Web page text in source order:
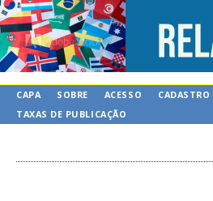
CAPA SOBRE ACESSO CADASTRO
TAXAS DE PUBLICAÇÃO